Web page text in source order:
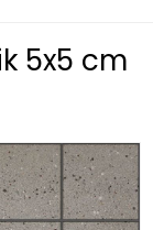
5x5 cm